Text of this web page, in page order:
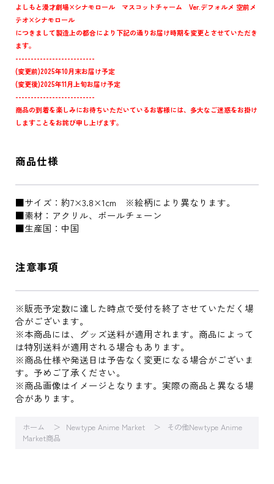
よしもと漫才劇場×シナモロール マスコットチャーム Ver.デフォルメ 空前メ
テオ×シナモロール
につきまして製造上の都合により下記の通りお届け時期を変更とさせていただき
ます。
--------------------------
(変更前)2025年10月末お届け予定
(変更後)2025年11月上旬お届け予定
--------------------------
商品の到着を楽しみにお待ちいただいているお客様には、多大なご迷惑をお掛け
しますことをお詫び申し上げます。
商品仕様
■サイズ：約7×3.8×1cm ※絵柄により異なります。
■素材：アクリル、ボールチェーン
■生産国：中国
注意事項
※販売予定数に達した時点で受付を終了させていただく場
合がございます。
※本商品には、グッズ送料が適用されます。商品によって
は特別送料が適用される場合もあります。
※商品仕様や発送日は予告なく変更になる場合がございま
す。予めご了承ください。
※商品画像はイメージとなります。実際の商品と異なる場
合があります。
ホーム Newtype Anime Market
その他Newtype Anime
Market商品